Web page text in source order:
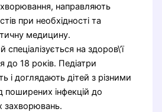
направляють
при необхідності та
медицину.
спеціалізується на здоров\’ї
до 18 років. Педіатри
і доглядають дітей з різними
поширених інфекцій до
захворювань.